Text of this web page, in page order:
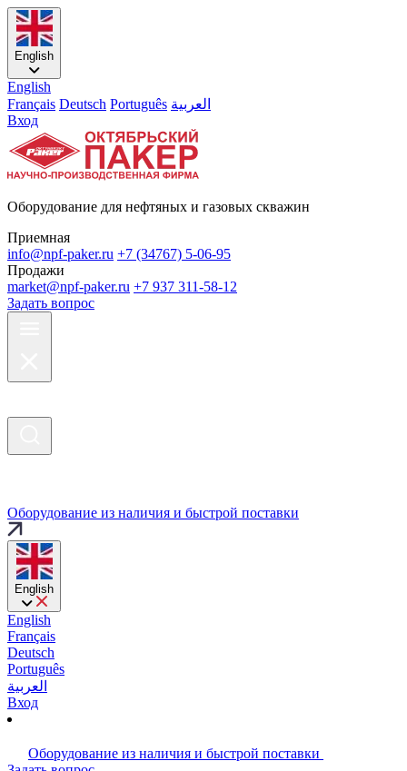
English
English
Français Deutsch Português العربية
Вход
Оборудование для нефтяных и газовых скважин
Приемная
info@npf-paker.ru +7 (34767) 5-06-95
Продажи
market@npf-paker.ru +7 937 311-58-12
Задать вопрос
Оборудование из наличия и быстрой поставки
English
English
Français
Deutsch
Português
العربية
Вход
Оборудование из наличия и быстрой поставки